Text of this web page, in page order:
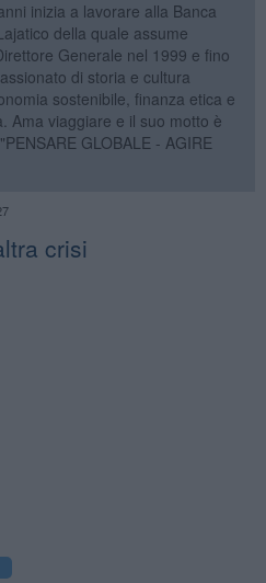
inizia a lavorare alla Banca
della quale assume
Generale nel 1999 e fino
di storia e cultura
sostenibile, finanza etica e
Ama viaggiare e il suo motto è
GLOBALE - AGIRE
crisi